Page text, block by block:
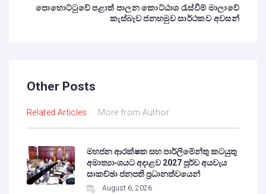
පොහොට්ටුවේ පළාත් පාලන කොට්ඨාශ රැස්වීම් මාලාවේ
කැස්බෑව ජනහමුව සාර්ථකව අවසන්
Other Posts
Related Articles More from Author
මහජන ආරක්ෂක සහ පාර්ලිමේන්තු කටයුතු
අමාත්‍යාංශයට අදාළව 2027 පූර්ව අයවැය
සාකච්ඡා ජනපති ප්‍රධානත්වයෙන්
August 6, 2026